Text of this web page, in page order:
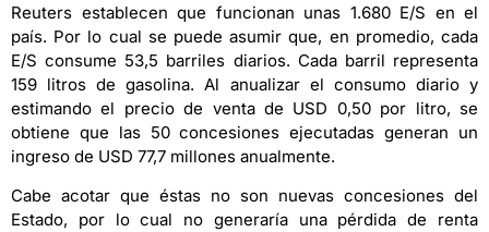
Reuters establecen que funcionan unas 1.680 E/S en el
país. Por lo cual se puede asumir que, en promedio, cada
E/S consume 53,5 barriles diarios. Cada barril representa
159 litros de gasolina. Al anualizar el consumo diario y
estimando el precio de venta de USD 0,50 por litro, se
obtiene que las 50 concesiones ejecutadas generan un
ingreso de USD 77,7 millones anualmente.
Cabe acotar que éstas no son nuevas concesiones del
Estado, por lo cual no generaría una pérdida de renta